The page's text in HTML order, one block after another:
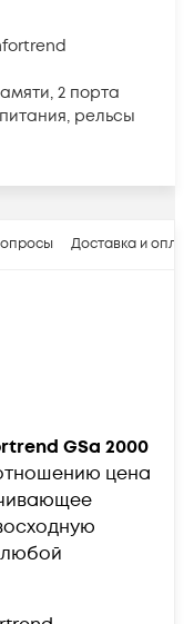
2 порта
питания, рельсы
Доставка и
GSa 2000
цена
любой